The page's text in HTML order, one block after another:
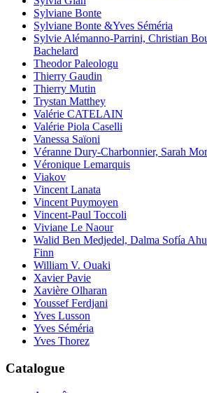
Sylviane Bonte
Sylviane Bonte &Yves Séméria
Sylvie Alémanno-Parrini, Christian
Bachelard
Theodor Paleologu
Thierry Gaudin
Thierry Mutin
Trystan Matthey
Valérie CATELAIN
Valérie Piola Caselli
Vanessa Saïoni
Véranne Dury-Charbonnier, Sarah
Véronique Lemarquis
Viakov
Vincent Lanata
Vincent Puymoyen
Vincent-Paul Toccoli
Viviane Le Naour
Walid Ben Medjedel, Dalma Sofía
Finn
William V. Ouaki
Xavier Pavie
Xavière Olharan
Youssef Ferdjani
Yves Lusson
Yves Séméria
Yves Thorez
Catalogue